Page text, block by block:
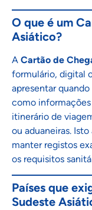
O que é um
Asiático?
A Cartão de
formulário, digital
apresentar
como informações
itinerário de
ou aduaneiras.
manter registos
os requisitos
Países que
Sudeste